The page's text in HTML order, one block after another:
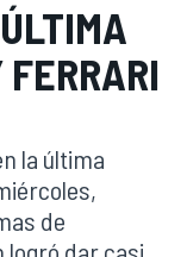
la última
de